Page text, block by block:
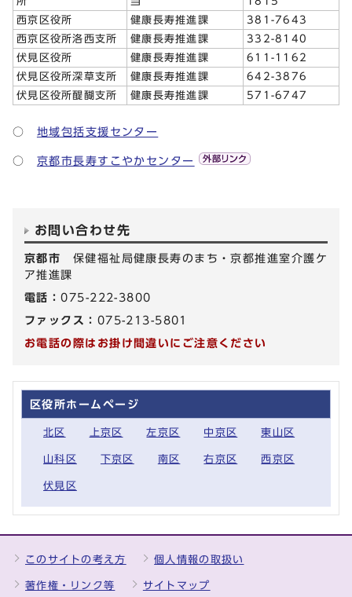
西京区役所
健康長寿推進課
381-7643
西京区役所洛西支所
健康長寿推進課
332-8140
伏見区役所
健康長寿推進課
611-1162
伏見区役所深草支所
健康長寿推進課
642-3876
伏見区役所醍醐支所
健康長寿推進課 571-6747
○ 地域包括支援センター
○ 京都市長寿すこやかセンター
お問い合わせ先
京都市 保健福祉局健康長寿のまち・京都推進室介護ケ
ア推進課
電話：075-222-3800
ファックス： 075-213-5801
お電話の際はお掛け間違いにご注意ください
区役所ホームページ
北区 上京区 左京区 中京区 東山区
山科区 下京区 南区 右京区 西京区
伏見区
このサイトの考え方 個人情報の取扱い
著作権・リンク等 サイトマップ